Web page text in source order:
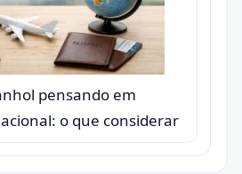
pensando em
o que considerar